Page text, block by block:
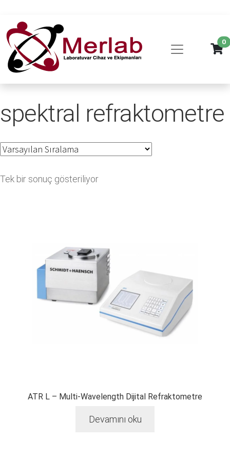
0
spektral refraktometre
Tek bir sonuç gösteriliyor
ATR L – Multi-Wavelength Dijital Refraktometre
Devamını oku